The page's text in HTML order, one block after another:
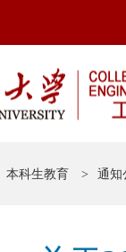
本科生教育 通知